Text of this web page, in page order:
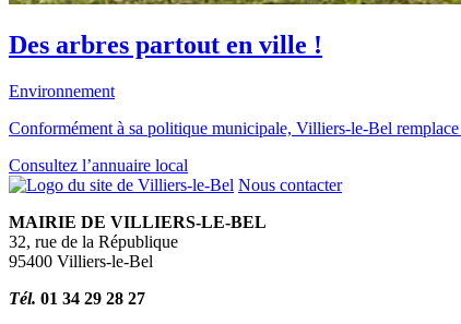
Des arbres partout en ville !
Environnement
Conformément à sa politique municipale, Villiers-le-Bel
Consultez l’annuaire local
Nous contacter
MAIRIE DE VILLIERS-LE-BEL
32, rue de la République
95400 Villiers-le-Bel
Tél. 01 34 29 28 27